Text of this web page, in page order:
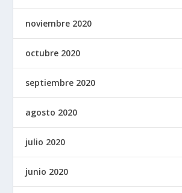
noviembre 2020
octubre 2020
septiembre 2020
agosto 2020
julio 2020
junio 2020